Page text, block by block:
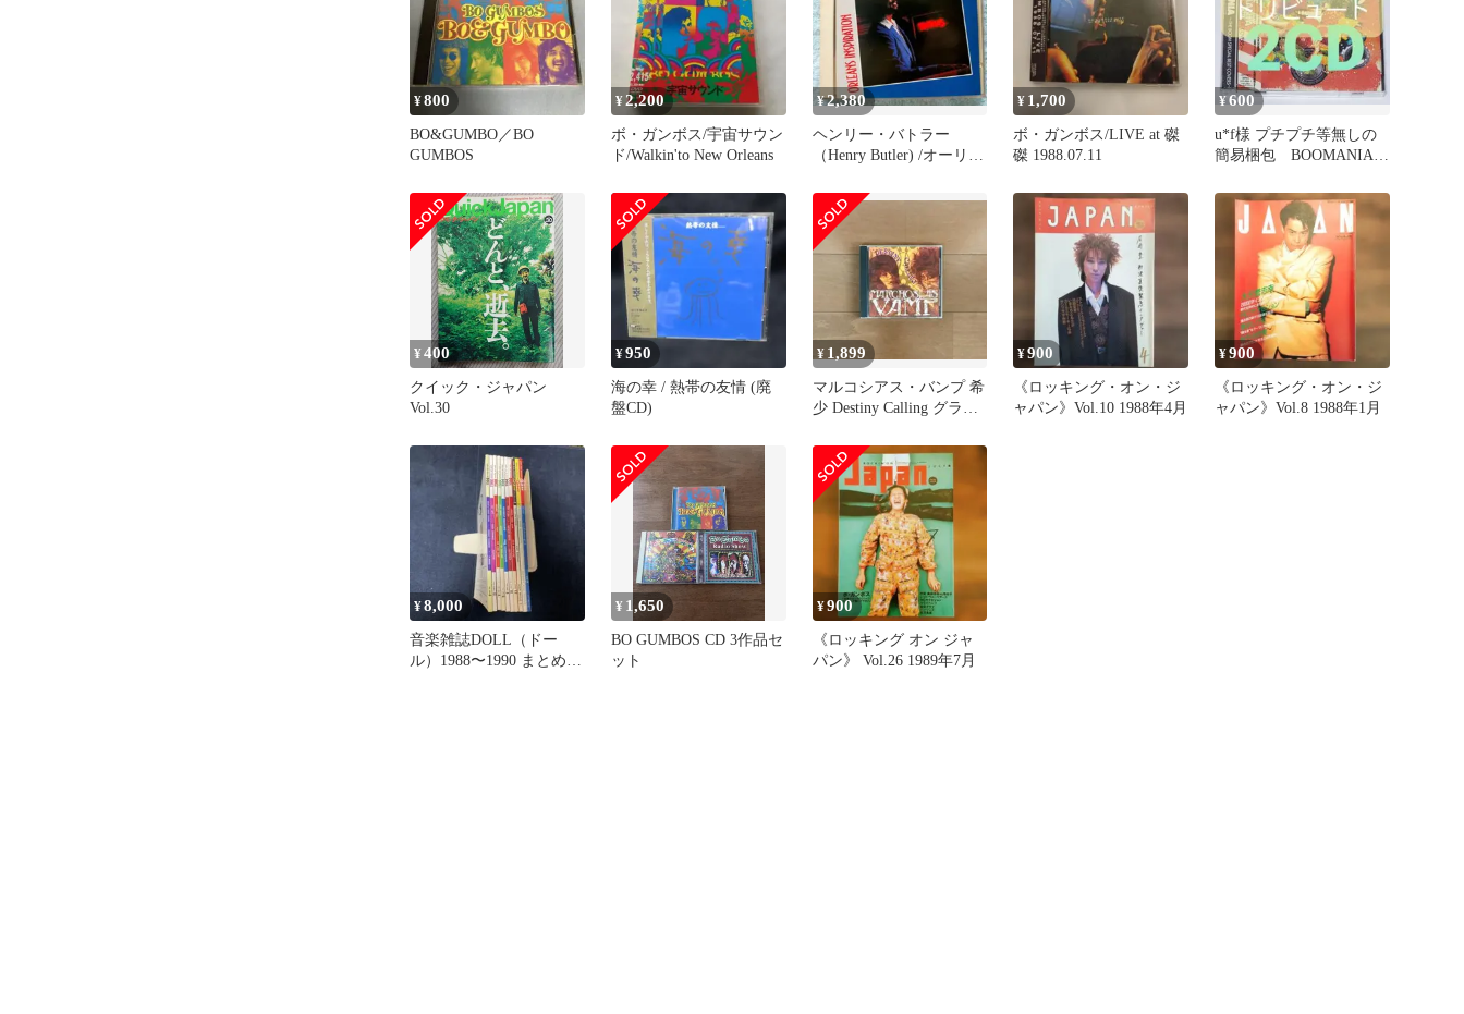
¥800
BO&GUMBO／BO
GUMBOS
¥2,200
ボ・ガンボス/宇宙サウン
ド/Walkin'to New Orleans
¥2,380
ヘンリー・バトラー
（Henry Butler) /オーリン
¥ 1,700
ボ・ガンボス/LIVE at 磔
磔 1988.07.11
¥600
u*f様 プチプチ等無しの
簡易梱包 BOOMANIA
¥400
クイック・ジャパン
Vol.30
¥950
海の幸 / 熱帯の友情 (廃
盤CD)
¥ 1,899
マルコシアス・バンプ 希
少 Destiny Calling グラム
¥900
《ロッキング・オン・ジ
ャパン》Vol.10 1988年4月
¥900
《ロッキング・オン・ジ
ャパン》Vol.8 1988年1月
¥8,000
音楽雑誌DOLL（ドー
ル）1988〜1990 まとめ10
¥ 1,650
BO GUMBOS CD 3作品セ
ット
¥900
《ロッキング オン ジャ
パン》 Vol.26 1989年7月